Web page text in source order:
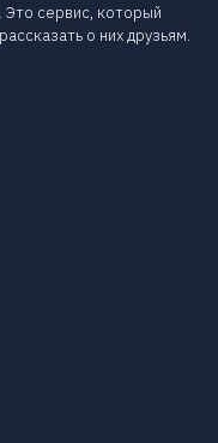
Это сервис, который
о них друзьям.